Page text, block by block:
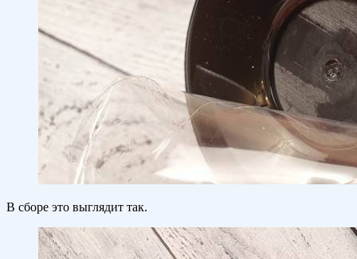
В сборе это выглядит так.